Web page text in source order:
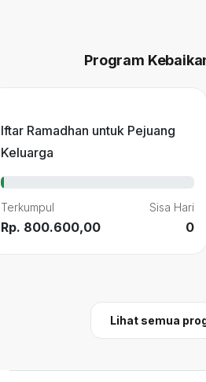
Program
Iftar Ramadhan untuk Pejuang
Keluarga
Terkumpul
Rp. 800.600,00
Sisa Hari
0
Lihat semua